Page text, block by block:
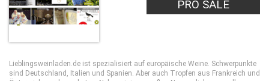
PRO SALE
Lieblingsweinladen.de ist spezialisiert auf europäische Weine. Schwerpunkte
sind Deutschland, Italien und Spanien. Aber auch Tropfen aus Frankreich und